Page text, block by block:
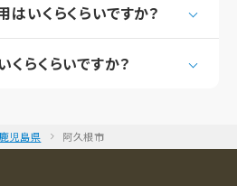
いくらくらいですか？
らくらいですか？
鹿児島県 阿久根市